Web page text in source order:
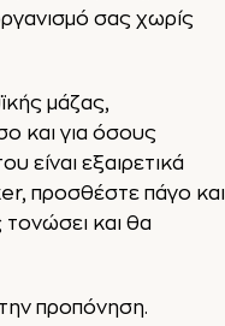
σας χωρίς
μάζας,
και για όσους
είναι εξαιρετικά
προσθέστε πάγο και
και θα
προπόνηση.